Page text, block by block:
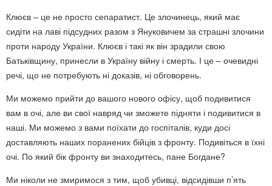
Клюєв – це не просто сепаратист. Це злочинець, який має
сидіти на лаві підсудних разом з Януковичем за страшні злочини
проти народу України. Клюєв і такі як він зрадили свою
Батьківщину, принесли в Україну війну і смерть. І це – очевидні
речі, що не потребують ні доказів, ні обговорень.
Ми можемо прийти до вашого нового офісу, щоб подивитися
вам в очі, але ви свої навряд чи зможете підняти і подивитися в
наші. Ми можемо з вами поїхати до госпіталів, куди досі
доставляють наших поранених бійців з фронту. Подивіться в їхні
очі. По який бік фронту ви знаходитесь, пане Богдане?
Ми ніколи не змиримося з тим, щоб убивці, відсидівши п’ять